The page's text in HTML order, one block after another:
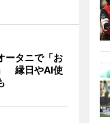
ータニで「お
縁日やAI使